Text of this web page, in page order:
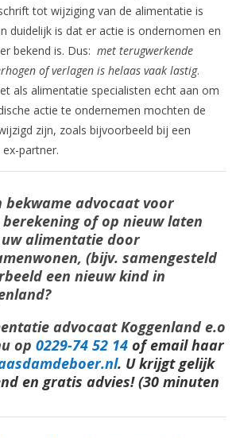
tot wijziging van de alimentatie is
duidelijk is dat er actie is ondernomen en
bekend is. Dus: met terugwerkende
of verlagen is helaas vaak lastig.
als alimentatie specialisten echt aan om
actie te ondernemen mochten de
zijn, zoals bijvoorbeeld bij een
partner.
bekwame advocaat voor
of op nieuw laten
alimentatie door
(bijv. samengesteld
een nieuw kind in
advocaat Koggenland e.o
op 0229-74 52 14 of email haar
. U krijgt gelijk
en gratis advies! (30 minuten